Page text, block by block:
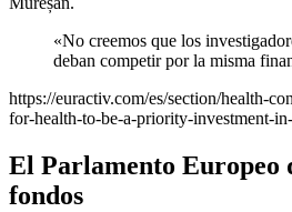
«No creemos que los
deban competir por la misma
https://euractiv.com/es/section/health-
for-health-to-be-a-priority-investment-
El Parlamento Europeo
fondos